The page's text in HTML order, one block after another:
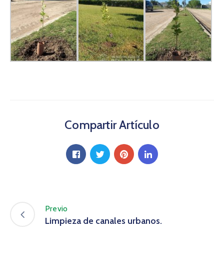
Compartir Artículo
Previo
Limpieza de canales urbanos.